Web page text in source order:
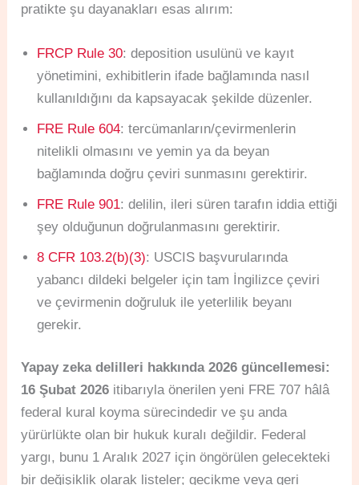
pratikte şu dayanakları esas alırım:
FRCP Rule 30: deposition usulünü ve kayıt
yönetimini, exhibitlerin ifade bağlamında nasıl
kullanıldığını da kapsayacak şekilde düzenler.
FRE Rule 604: tercümanların/çevirmenlerin
nitelikli olmasını ve yemin ya da beyan
bağlamında doğru çeviri sunmasını gerektirir.
FRE Rule 901: delilin, ileri süren tarafın iddia ettiği
şey olduğunun doğrulanmasını gerektirir.
8 CFR 103.2(b)(3): USCIS başvurularında
yabancı dildeki belgeler için tam İngilizce çeviri
ve çevirmenin doğruluk ile yeterlilik beyanı
gerekir.
Yapay zeka delilleri hakkında 2026 güncellemesi:
16 Şubat 2026 itibarıyla önerilen yeni FRE 707 hâlâ
federal kural koyma sürecindedir ve şu anda
yürürlükte olan bir hukuk kuralı değildir. Federal
yargı, bunu 1 Aralık 2027 için öngörülen gelecekteki
bir değişiklik olarak listeler; gecikme veya geri